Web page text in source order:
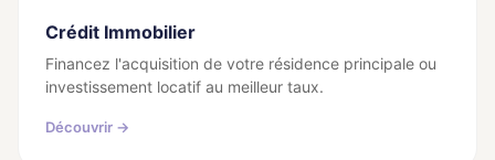
Crédit Immobilier
Financez l'acquisition de votre résidence principale ou
investissement locatif au meilleur taux.
Découvrir →